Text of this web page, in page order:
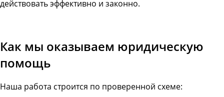
действовать эффективно и законно.
Как мы оказываем юридическую
помощь
Наша работа строится по проверенной схеме: